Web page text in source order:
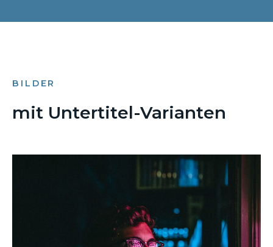
BILDER
mit Untertitel-Varianten